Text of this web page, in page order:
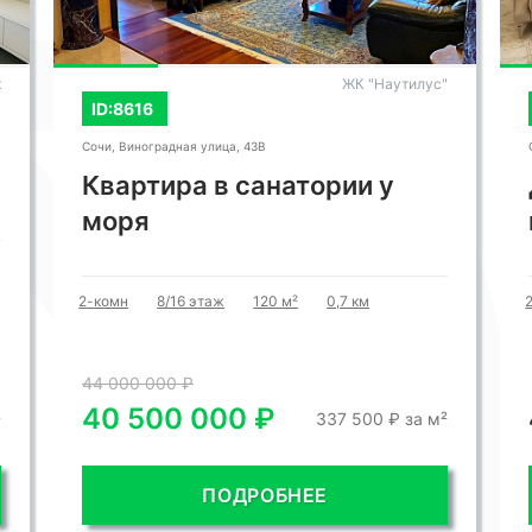
этой уникальной квартиры и
море каждый день.
ID:8616
ЖК "Наутилус"
Сочи, Виноградная улица, 43В
Квартира в санатории у
моря
2-комн 8/16 этаж 120 м² 0,7 км
44 000 000 ₽
40 500 000 ₽ 337 500 ₽ за м²
ПОДРОБНЕЕ